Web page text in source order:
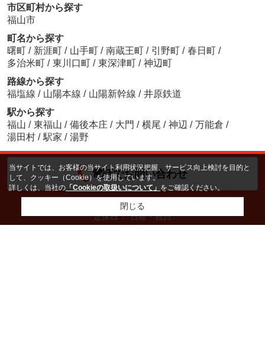
市区町村から探す
福山市
町名から探す
曙町 / 新涯町 / 山手町 / 南蔵王町 / 引野町 / 春日町 /
多治米町 / 東川口町 / 東深津町 / 神辺町
路線から探す
福塩線 / 山陽本線 / 山陽新幹線 / 井原鉄道
駅から探す
福山 / 東福山 / 備後本庄 / 大門 / 横尾 / 神辺 / 万能倉 /
湯田村 / 駅家 / 湯野
電話でお問い合わせ
am9:00〜pm6:00
定休日： 日曜・祝日
当サイトでは、お客様の当サイト利用状況把握、サービス向上検討を目的と
して、クッキー（Cookie）を使用しています。
詳しくは、当社の 「Cookieの取扱いについて」 をご確認ください。
閉じる